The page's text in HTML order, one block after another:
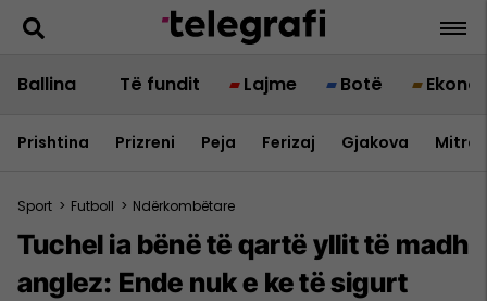
Ballina Të fundit Lajme Botë
Prishtina Prizreni Peja Ferizaj Gjakova
Sport > Futboll > Ndërkombëtare
Tuchel ia bënë të qartë yllit të madh
anglez: Ende nuk e ke të sigurt